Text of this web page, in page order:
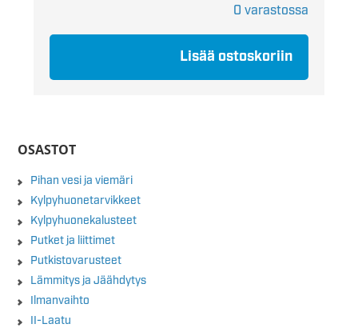
0 varastossa
Lisää ostoskoriin
OSASTOT
Pihan vesi ja viemäri
Kylpyhuonetarvikkeet
Kylpyhuonekalusteet
Putket ja liittimet
Putkistovarusteet
Lämmitys ja Jäähdytys
Ilmanvaihto
II-Laatu